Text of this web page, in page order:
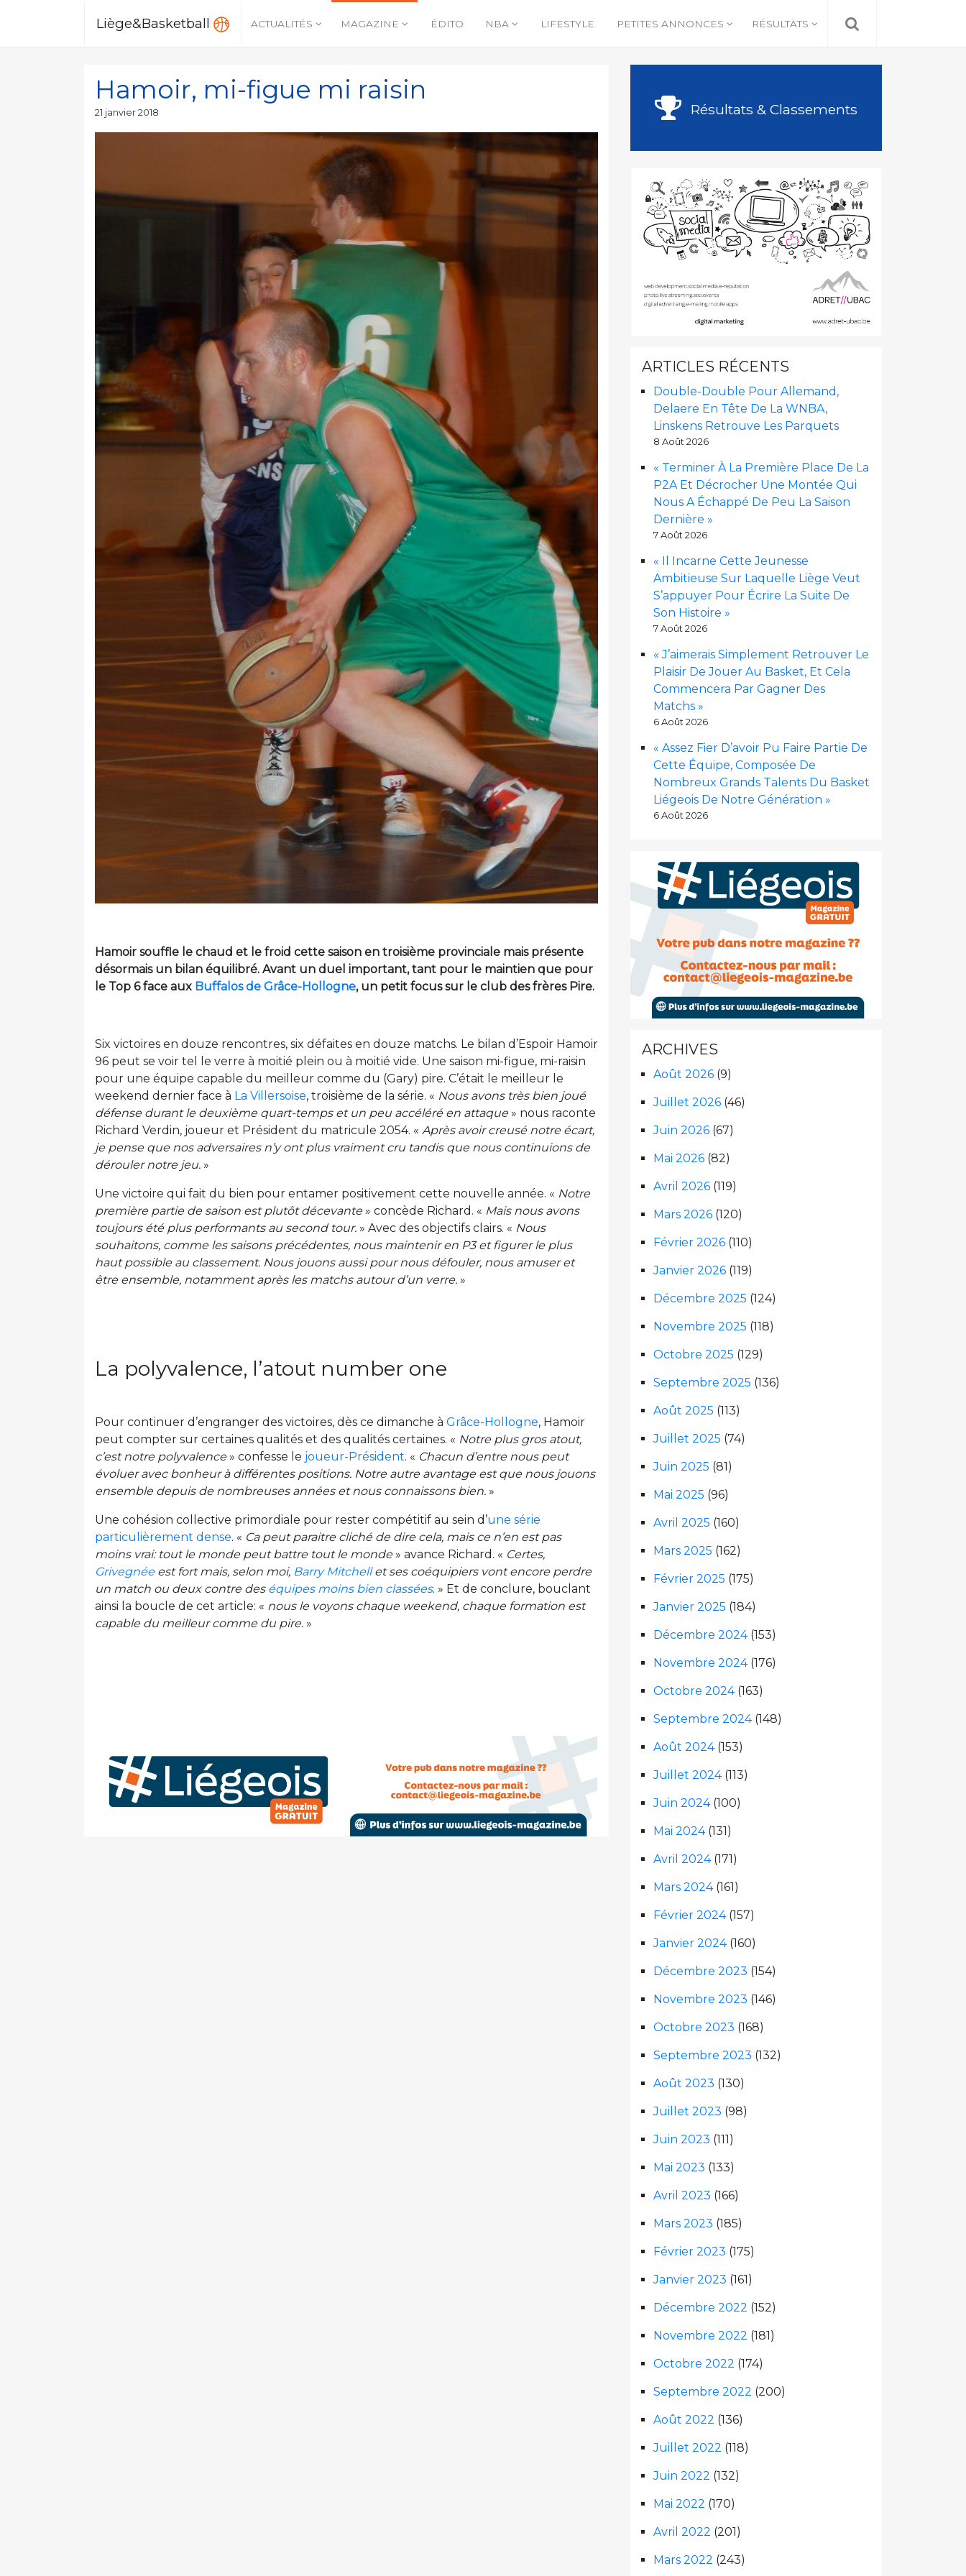
Liège&Basketball ACTUALITÉS MAGAZINE ÉDITO NBA LIFESTYLE PETITES ANNONCES RÉSULTATS
Hamoir, mi-figue mi raisin
Publié
21 janvier 2018
Hamoir souffle le chaud et le froid cette saison en troisième provinciale mais présente
désormais un bilan équilibré. Avant un duel important, tant pour le maintien que pour
le Top 6 face aux Buffalos de Grâce-Hollogne, un petit focus sur le club des frères Pire.
Six victoires en douze rencontres, six défaites en douze matchs. Le bilan d’Espoir Hamoir
96 peut se voir tel le verre à moitié plein ou à moitié vide. Une saison mi-figue, mi-raisin
pour une équipe capable du meilleur comme du (Gary) pire. C’était le meilleur le
weekend dernier face à La Villersoise, troisième de la série. « Nous avons très bien joué
défense durant le deuxième quart-temps et un peu accéléré en attaque» nous raconte
Richard Verdin, joueur et Président du matricule 2054. « Après avoir creusé notre écart,
je pense que nos adversaires n’y ont plus vraiment cru tandis que nous continuions de
dérouler notre jeu. »
Une victoire qui fait du bien pour entamer positivement cette nouvelle année. « Notre
première partie de saison est plutôt décevante» concède Richard. « Mais nous avons
toujours été plus performants au second tour. » Avec des objectifs clairs. « Nous
souhaitons, comme les saisons précédentes, nous maintenir en P3 et figurer le plus
haut possible au classement. Nous jouons aussi pour nous défouler, nous amuser et
être ensemble, notamment après les matchs autour d’un verre. »
La polyvalence, l’atout number one
Pour continuer d’engranger des victoires, dès ce dimanche à Grâce-Hollogne, Hamoir
peut compter sur certaines qualités et des qualités certaines. « Notre plus gros atout,
c’est notre polyvalence» confesse le joueur-Président. « Chacun d’entre nous peut
évoluer avec bonheur à différentes positions. Notre autre avantage est que nous jouons
ensemble depuis de nombreuses années et nous connaissons bien. »
Une cohésion collective primordiale pour rester compétitif au sein d’une série
particulièrement dense. « Ca peut paraitre cliché de dire cela, mais ce n’en est pas
moins vrai: tout le monde peut battre tout le monde» avance Richard. « Certes,
Grivegnéeest fort mais, selon moi, Barry Mitchellet ses coéquipiers vont encore perdre
un match ou deux contre des équipes moins bien classées. » Et de conclure, bouclant
ainsi la boucle de cet article: « nous le voyons chaque weekend, chaque formation est
capable du meilleur comme du pire. »
Résultats & Classements
ARTICLES RÉCENTS
Double-Double Pour Allemand,
Delaere En Tête De La WNBA,
Linskens Retrouve Les Parquets
8 Août 2026
« Terminer À La Première Place De La
P2A Et Décrocher Une Montée Qui
Nous A Échappé De Peu La Saison
Dernière »
7 Août 2026
« Il Incarne Cette Jeunesse
Ambitieuse Sur Laquelle Liège Veut
S’appuyer Pour Écrire La Suite De
Son Histoire »
7 Août 2026
« J’aimerais Simplement Retrouver Le
Plaisir De Jouer Au Basket, Et Cela
Commencera Par Gagner Des
Matchs »
6 Août 2026
« Assez Fier D’avoir Pu Faire Partie De
Cette Équipe, Composée De
Nombreux Grands Talents Du Basket
Liégeois De Notre Génération »
6 Août 2026
ARCHIVES
Août 2026 (9)
Juillet 2026 (46)
Juin 2026 (67)
Mai 2026 (82)
Avril 2026 (119)
Mars 2026 (120)
Février 2026 (110)
Janvier 2026 (119)
Décembre 2025 (124)
Novembre 2025 (118)
Octobre 2025 (129)
Septembre 2025 (136)
Août 2025 (113)
Juillet 2025 (74)
Juin 2025 (81)
Mai 2025 (96)
Avril 2025 (160)
Mars 2025 (162)
Février 2025 (175)
Janvier 2025 (184)
Décembre 2024(153)
Novembre 2024(176)
Octobre 2024(163)
Septembre 2024(148)
Août 2024(153)
Juillet 2024(113)
Juin 2024(100)
Mai 2024(131)
Avril 2024(171)
Mars 2024(161)
Février 2024(157)
Janvier 2024(160)
Décembre 2023 (154)
Novembre 2023 (146)
Octobre 2023 (168)
Septembre 2023 (132)
Août 2023 (130)
Juillet 2023 (98)
Juin 2023 (111)
Mai 2023 (133)
Avril 2023 (166)
Mars 2023 (185)
Février 2023 (175)
Janvier 2023 (161)
Décembre 2022 (152)
Novembre 2022 (181)
Octobre 2022 (174)
Septembre 2022 (200)
Août 2022 (136)
Juillet 2022 (118)
Juin 2022 (132)
Mai 2022 (170)
Avril 2022 (201)
Mars 2022 (243)